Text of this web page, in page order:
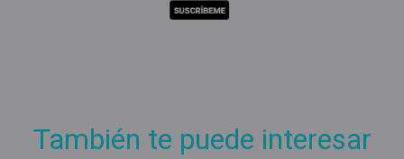
También te puede interesar